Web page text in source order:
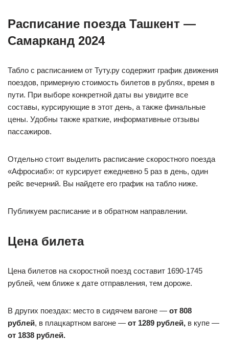
Расписание поезда Ташкент —
Самарканд 2024
Табло с расписанием от Туту.ру содержит график движения
поездов, примерную стоимость билетов в рублях, время в
пути. При выборе конкретной даты вы увидите все
составы, курсирующие в этот день, а также финальные
цены. Удобны также краткие, информативные отзывы
пассажиров.
Отдельно стоит выделить расписание скоростного поезда
«Афросиаб»: от курсирует ежедневно 5 раз в день, один
рейс вечерний. Вы найдете его график на табло ниже.
Публикуем расписание и в обратном направлении.
Цена билета
Цена билетов на скоростной поезд составит 1690-1745
рублей, чем ближе к дате отправления, тем дороже.
В других поездах: место в сидячем вагоне — от 808
рублей, в плацкартном вагоне — от 1289 рублей, в купе —
от 1838 рублей.